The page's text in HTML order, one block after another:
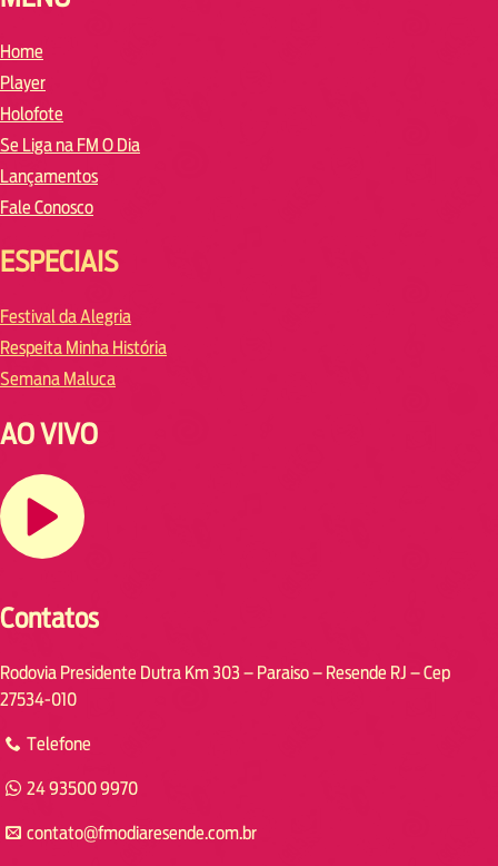
Home
Player
Holofote
Se Liga na FM O Dia
Lançamentos
Fale Conosco
ESPECIAIS
Festival da Alegria
Respeita Minha História
Semana Maluca
AO VIVO
Contatos
Rodovia Presidente Dutra Km 303 – Paraiso – Resende RJ – Cep
27534-010
Telefone
24 93500 9970
contato@fmodiaresende.com.br